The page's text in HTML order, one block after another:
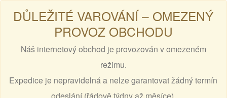
DŮLEŽITÉ VAROVÁNÍ – OMEZENÝ
PROVOZ OBCHODU
Náš internetový obchod je provozován v omezeném
režimu.
Expedice je nepravidelná a nelze garantovat žádný termín